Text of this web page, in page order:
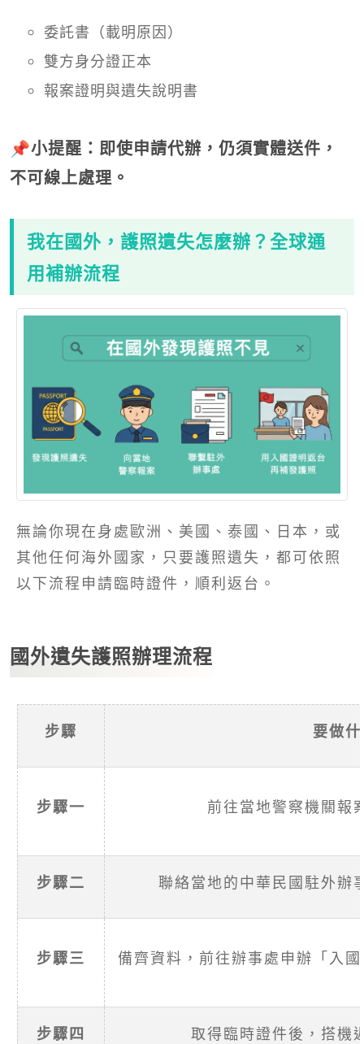
委託書（載明原因）
雙方身分證正本
報案證明與遺失說明書
📌小提醒：即使申請代辦，仍須實體送件，
不可線上處理。
我在國外，護照遺失怎麼辦？全球通
用補辦流程
無論你現在身處歐洲、美國、泰國、日本，或
其他任何海外國家，只要護照遺失，都可依照
以下流程申請臨時證件，順利返台。
國外遺失護照辦理流程
步驟 要做
步驟一 前往當地警察機關報
步驟二 聯絡當地的中華民國駐外辦
步驟三 備齊資料，前往辦事處申辦「入
步驟四 取得臨時證件後，搭機